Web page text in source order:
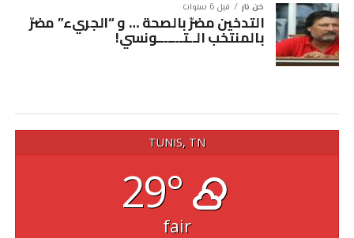
خن نار قبل 6 سنوات
التدخين مضرّ بالصحة … و “الجريء” مضرّ
بالمنتخب الــتـــــــونسي!
TUNIS, TN
29°
fair